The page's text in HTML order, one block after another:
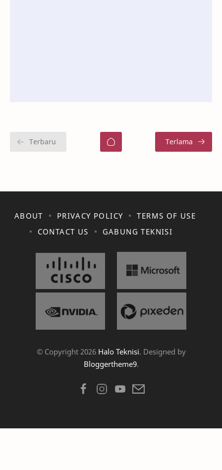
ABOUT PRIVACY POLICY
TERMS OF USE
CONTACT US
GABUNG TEKNISI
© Copyright 2026 Halo Teknisi. Designed by
Bloggertheme9.